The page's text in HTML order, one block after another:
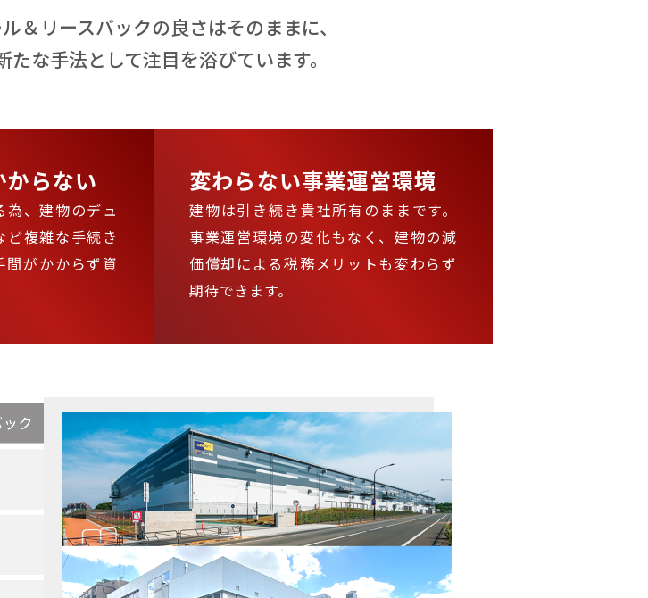
＆リースバックの良さはそのままに、
な手法として注目を浴びています。
らない
為、建物のデュ
ど複雑な手続き
間がかからず資
変わらない事業運営環境
建物は引き続き貴社所有のままです。
事業運営環境の変化もなく、建物の減
価償却による税務メリットも変わらず
期待できます。